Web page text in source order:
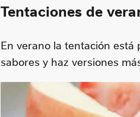
Tentaciones de
En verano la tentación
sabores y haz versiones